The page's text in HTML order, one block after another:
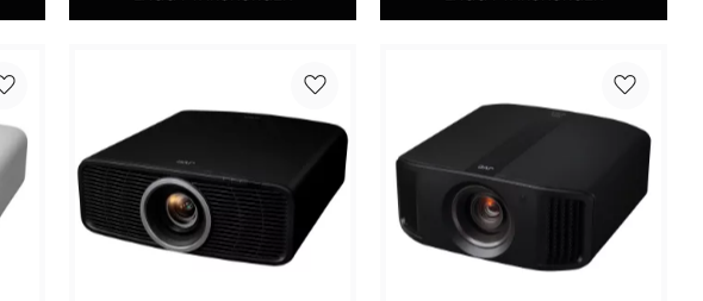
Lägg till i favoriter Lägg till i favoriter Lägg till